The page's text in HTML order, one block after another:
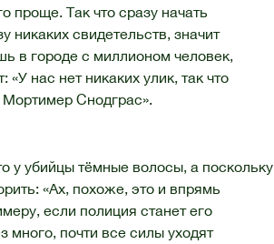
проще. Так что сразу начать
никаких свидетельств, значит
в городе с миллионом человек,
нас нет никаких улик, так что
Мортимер Снодграс».
убийцы тёмные волосы, а поскольку
«Ах, похоже, это и впрямь
если полиция станет его
много, почти все силы уходят